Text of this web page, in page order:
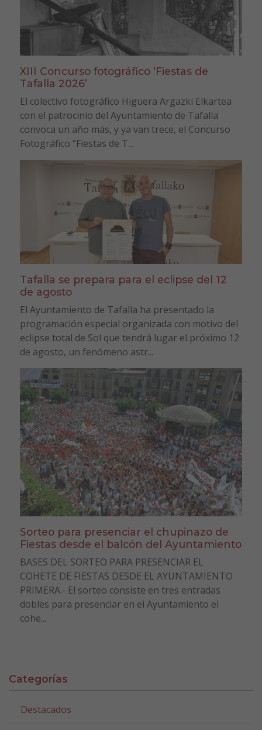
XIII Concurso fotográfico ‘Fiestas de
Tafalla 2026’
El colectivo fotográfico Higuera Argazki Elkartea
con el patrocinio del Ayuntamiento de Tafalla
convoca un año más, y ya van trece, el Concurso
Fotográfico “Fiestas de T...
Tafalla se prepara para el eclipse del 12
de agosto
El Ayuntamiento de Tafalla ha presentado la
programación especial organizada con motivo del
eclipse total de Sol que tendrá lugar el próximo 12
de agosto, un fenómeno astr...
Sorteo para presenciar el chupinazo de
Fiestas desde el balcón del Ayuntamiento
BASES DEL SORTEO PARA PRESENCIAR EL
COHETE DE FIESTAS DESDE EL AYUNTAMIENTO
PRIMERA.- El sorteo consiste en tres entradas
dobles para presenciar en el Ayuntamiento el
cohe...
Categorías
Destacados